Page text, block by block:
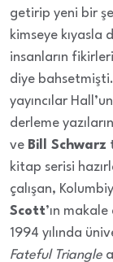
getirip yeni bir
kimseye
insanların
diye
yayıncılar
derleme
ve Bill Schwarz
kitap serisi
çalışan,
Scott’ın
1994 yılında
Fateful Triangle